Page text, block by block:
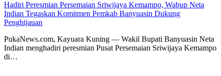
Hadiri Peresmian Persemaian Sriwijaya Kemampo, Wabup Neta
Indian Tegaskan Komitmen Pemkab Banyuasin Dukung
Penghijauan
PukaNews.com, Kayuara Kuning — Wakil Bupati Banyuasin Neta
Indian menghadiri peresmian Pusat Persemaian Sriwijaya Kemampo
di…